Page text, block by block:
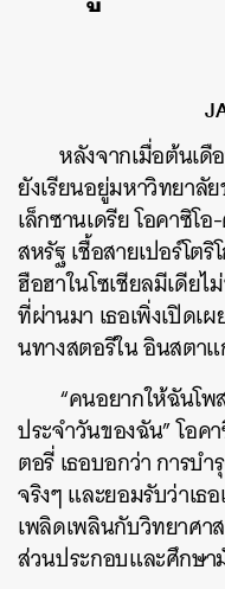
หลังจากเมื่อต้นเดื
ยังเรียนอยู่มหาวิทยาลั
เล็กซานเดรีย โอคาซิโ
สหรัฐ เชื้อสายเปอร์โต
ฮือฮาในโซเชียลมีเดีย
ที่ผ่านมา เธอเพิ่งเปิดเ
นทางสตอรีใน อินสตา
“คนอยากให้ฉันโ
ประจำวันของฉัน” โอ
ตอรี่ เธอบอกว่า การบำ
จริงๆ และยอมรับว่าเธ
เพลิดเพลินกับวิทยาศ
ส่วนประกอบและศึกษา